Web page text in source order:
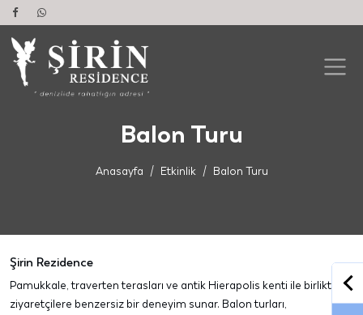
Balon Turu
Anasayfa Etkinlik Balon Turu
Şirin Rezidence
Pamukkale, traverten terasları ve antik Hierapolis kenti ile birlikte
ziyaretçilere benzersiz bir deneyim sunar. Balon turları,